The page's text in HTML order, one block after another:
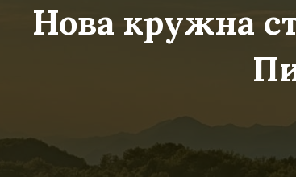
Нова кружна